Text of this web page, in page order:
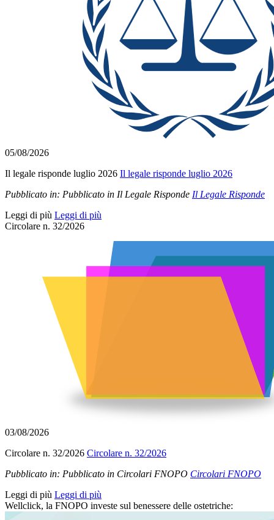
05/08/2026
Il legale risponde luglio 2026 Il legale risponde luglio 2026
Pubblicato in: Pubblicato in Il Legale Risponde Il Legale Risponde
Leggi di più Leggi di più
Circolare n. 32/2026
03/08/2026
Circolare n. 32/2026 Circolare n. 32/2026
Pubblicato in: Pubblicato in Circolari FNOPO Circolari FNOPO
Leggi di più Leggi di più
Wellclick, la FNOPO investe sul benessere delle ostetriche: